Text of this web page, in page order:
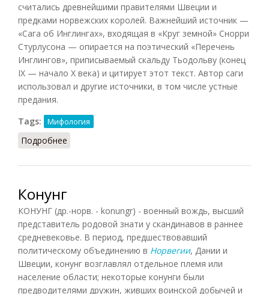
считались древнейшими правителями Швеции и
предками норвежских королей. Важнейший источник —
«Сага об Инглингах», входящая в «Круг земной» Снорри
Стурлусона — опирается на поэтический «Перечень
Инглингов», приписываемый скальду Тьодольву (конец
IX — начало X века) и цитирует этот текст. Автор саги
использовал и другие источники, в том числе устные
предания.
Tags:
Мифология
Подробнее
Конунг
КОНУНГ (др.-норв. - konungr) - военный вождь, высший
представитель родовой знати у скандинавов в раннее
средневековье. В период, предшествовавший
политическому объединению в Норвегии, Дании и
Швеции, конунг возглавлял отдельное племя или
население области; некоторые конунги были
предводителями дружин, живших воинской добычей и